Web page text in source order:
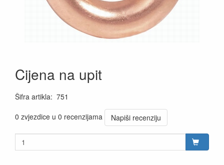
Cijena na upit
Šifra artikla: 751
0 zvjezdice u 0 recenzijama
Napiši recenziju